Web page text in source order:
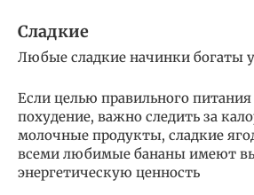
Сладкие
Любые сладкие начинки богаты
Если целью правильного питания
похудение, важно следить за
молочные продукты, сладкие
всеми любимые бананы имеют
энергетическую ценность